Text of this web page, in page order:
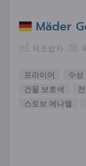
Mäder
제조업자
프라이머 수성
건물 보호색
스토브 에나멜